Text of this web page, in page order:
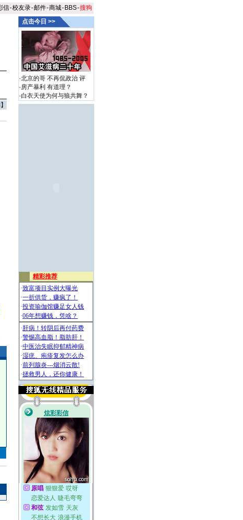
信-校友录-邮件-商城- BBS-搜狗
】
点击今日 >>
·北京的哥 不再侃政治 评
·房产暴利 有道理？
·白衣天使为何与狼共舞？